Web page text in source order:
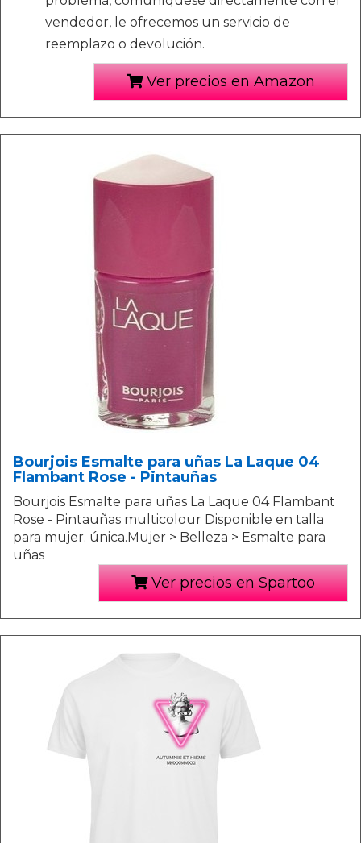
vendedor, le ofrecemos un servicio de
reemplazo o devolución.
Ver precios en Amazon
Bourjois Esmalte para uñas La Laque 04
Flambant Rose - Pintauñas
Bourjois Esmalte para uñas La Laque 04 Flambant
Rose - Pintauñas multicolour Disponible en talla
para mujer. única.Mujer > Belleza > Esmalte para
uñas
Ver precios en Spartoo